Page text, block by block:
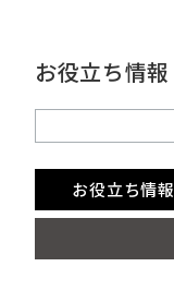
お役立ち情報
お役立ち情報